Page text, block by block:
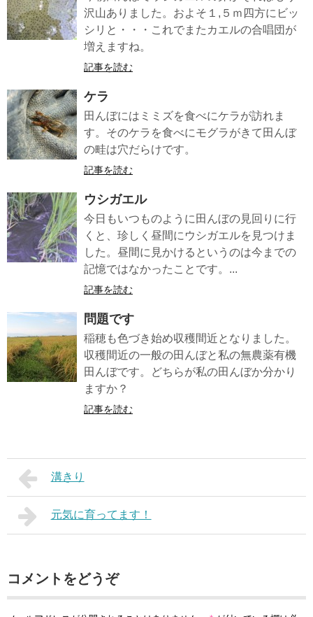
沢山ありました。およそ１,５ｍ四方にビッ
シリと・・・これでまたカエルの合唱団が
増えますね。
記事を読む
ケラ
田んぼにはミミズを食べにケラが訪れま
す。そのケラを食べにモグラがきて田んぼ
の畦は穴だらけです。
記事を読む
ウシガエル
今日もいつものように田んぼの見回りに行
くと、珍しく昼間にウシガエルを見つけま
した。昼間に見かけるというのは今までの
記憶ではなかったことです。...
記事を読む
問題です
稲穂も色づき始め収穫間近となりました。
収穫間近の一般の田んぼと私の無農薬有機
田んぼです。どちらが私の田んぼか分かり
ますか？
記事を読む
溝きり
元気に育ってます！
コメントをどうぞ